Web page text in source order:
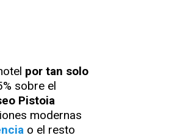
por tan solo
sobre el
Pistoia
modernas
o el resto